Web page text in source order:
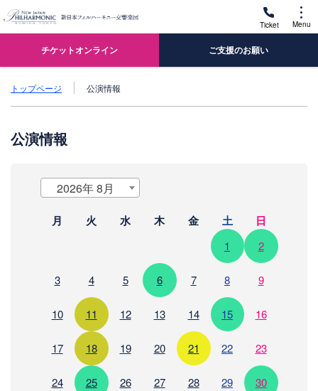
Ticket Menu
チケットオンライン ご支援のお願い
トップページ 公演情報
公演情報
2026年 8月
月 火 水 木 金 土 日
1 2
3 4 5 6 7 8 9
10 11 12 13 14 15 16
17 18 19 20 21 22 23
24 25 26 27 28 29 30